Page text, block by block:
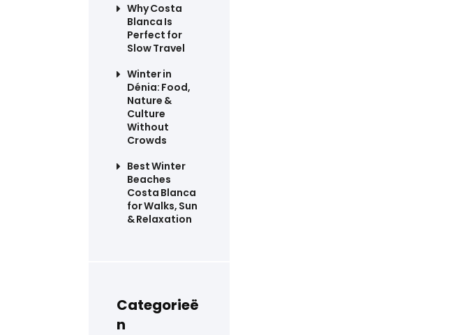
Why Costa
Blanca Is
Perfect for
Slow Travel
Winter in
Dénia: Food,
Nature &
Culture
Without
Crowds
Best Winter
Beaches
Costa Blanca
for Walks, Sun
& Relaxation
Categorieë
n